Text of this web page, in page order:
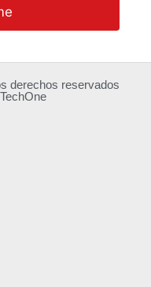
derechos reservados